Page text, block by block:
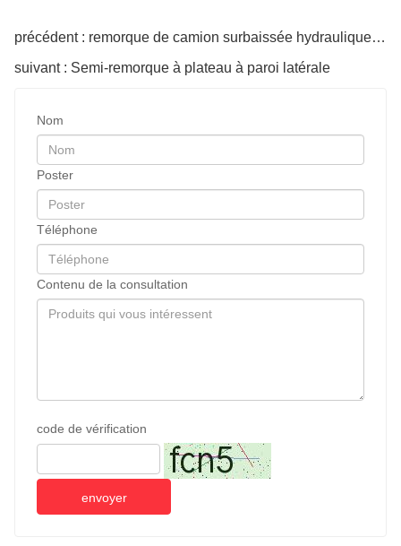
précédent : remorque de camion surbaissée hydraulique modulaire multi-essieux à 12 axes robuste avec col de cygne électrique
suivant : Semi-remorque à plateau à paroi latérale
Nom
Poster
Téléphone
Contenu de la consultation
code de vérification
envoyer